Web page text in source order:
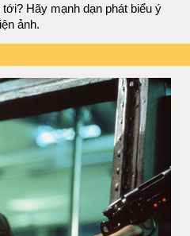
Hãy mạnh dạn phát biểu ý
ảnh.